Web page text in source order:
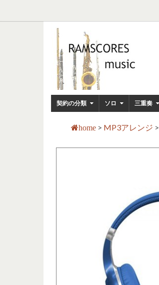
契約の分類 ソロ 三重奏
home > MP3アレンジ >